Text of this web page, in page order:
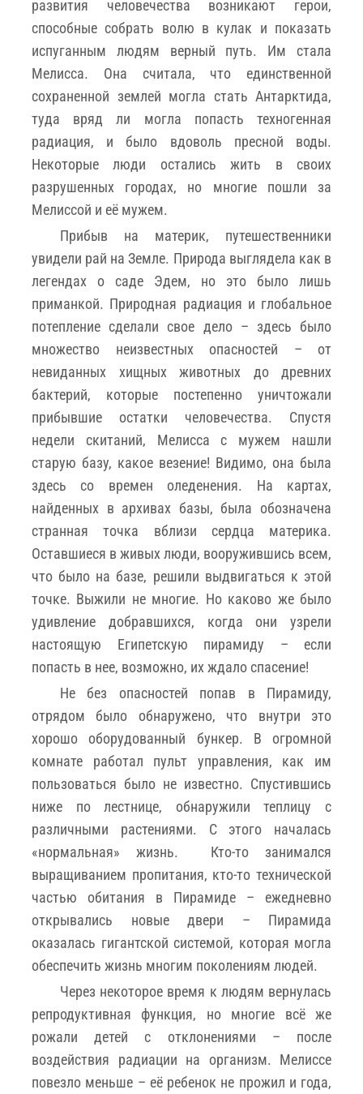
развития человечества возникают герои,
способные собрать волю в кулак и показать
испуганным людям верный путь. Им стала
Мелисса. Она считала, что единственной
сохраненной землей могла стать Антарктида,
туда вряд ли могла попасть техногенная
радиация, и было вдоволь пресной воды.
Некоторые люди остались жить в своих
разрушенных городах, но многие пошли за
Мелиссой и её мужем.
Прибыв на материк, путешественники
увидели рай на Земле. Природа выглядела как в
легендах о саде Эдем, но это было лишь
приманкой. Природная радиация и глобальное
потепление сделали свое дело – здесь было
множество неизвестных опасностей – от
невиданных хищных животных до древних
бактерий, которые постепенно уничтожали
прибывшие остатки человечества. Спустя
недели скитаний, Мелисса с мужем нашли
старую базу, какое везение! Видимо, она была
здесь со времен оледенения. На картах,
найденных в архивах базы, была обозначена
странная точка вблизи сердца материка.
Оставшиеся в живых люди, вооружившись всем,
что было на базе, решили выдвигаться к этой
точке. Выжили не многие. Но каково же было
удивление добравшихся, когда они узрели
настоящую Египетскую пирамиду – если
попасть в нее, возможно, их ждало спасение!
Не без опасностей попав в Пирамиду,
отрядом было обнаружено, что внутри это
хорошо оборудованный бункер. В огромной
комнате работал пульт управления, как им
пользоваться было не известно. Спустившись
ниже по лестнице, обнаружили теплицу с
различными растениями. С этого началась
«нормальная» жизнь. Кто-то занимался
выращиванием пропитания, кто-то технической
частью обитания в Пирамиде – ежедневно
открывались новые двери – Пирамида
оказалась гигантской системой, которая могла
обеспечить жизнь многим поколениям людей.
Через некоторое время к людям вернулась
репродуктивная функция, но многие всё же
рожали детей с отклонениями – после
воздействия радиации на организм. Мелиссе
повезло меньше – её ребенок не прожил и года,